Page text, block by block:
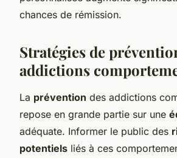
chances de rémission.
Stratégies de
addictions
La prévention des addictions
repose en grande partie sur une
adéquate. Informer le public des
potentiels liés à ces